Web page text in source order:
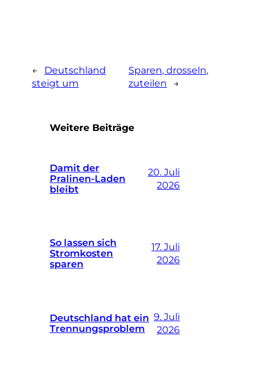
←
Deutschland
steigt um
Sparen, drosseln,
zuteilen
→
Weitere Beiträge
Damit der
Pralinen-Laden
bleibt
20. Juli
2026
So lassen sich
Stromkosten
sparen
17. Juli
2026
Deutschland hat ein
Trennungsproblem
9. Juli
2026